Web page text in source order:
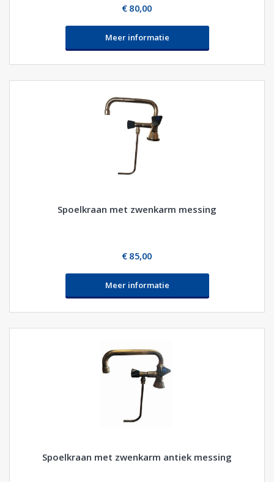
€ 80,00
Meer informatie
Spoelkraan met zwenkarm messing
€ 85,00
Meer informatie
Spoelkraan met zwenkarm antiek messing